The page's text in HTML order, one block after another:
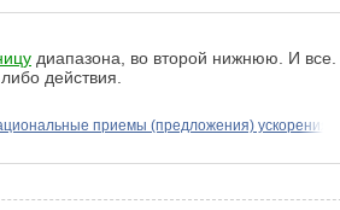
диапазона, во второй нижнюю. И все.
действия.
приемы (предложения) ускорения